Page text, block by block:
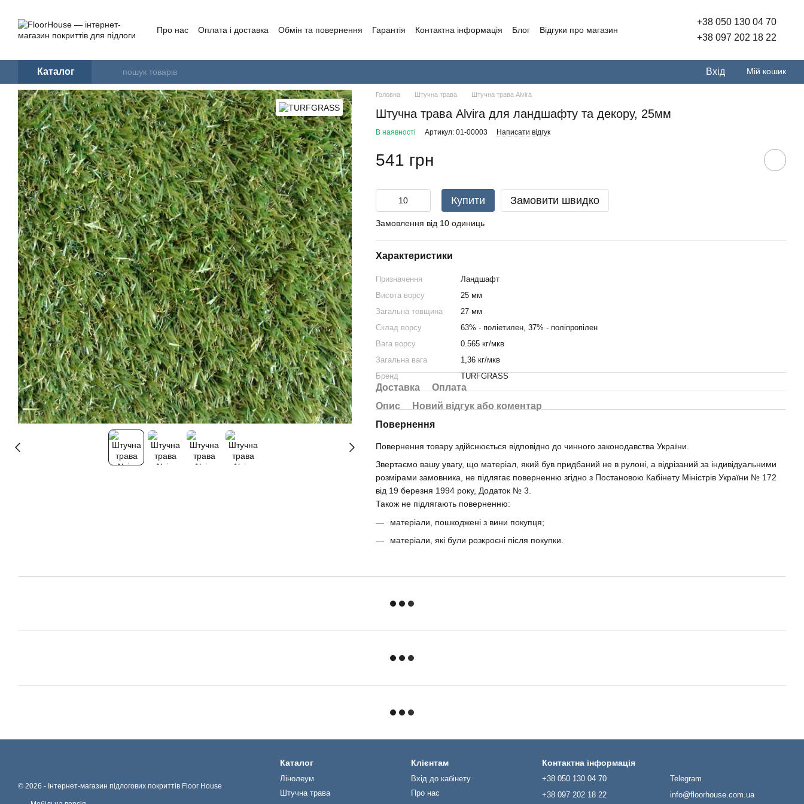
Про нас Оплата і доставка Обмін та повернення Гарантія Контактна інформація Блог
Відгуки про магазин
+38 050 130 04 70
+38 097 202 18 22
Каталог Вхід Мій кошик
Головна Штучна трава Штучна трава Alvira
Штучна трава Alvira для ландшафту та декору, 25мм
В наявності Артикул: 01-00003 Написати відгук
541 грн
Купити Замовити швидко
Замовлення від 10 одиниць
Характеристики
Призначення
Ландшафт
Висота ворсу
25 мм
Загальна товщина
27 мм
Склад ворсу
63% - поліетилен, 37% - поліпропілен
Вага ворсу
0.565 кг/мкв
Загальна вага
1,36 кг/мкв
Бренд
TURFGRASS
Доставка
Оплата
Опис
Новий відгук або коментар
Повернення
Повернення товару здійснюється відповідно до чинного законодавства України.
Звертаємо вашу увагу, що матеріал, який був придбаний не в рулоні, а відрізаний за індивідуальними
розмірами замовника, не підлягає поверненню згідно з Постановою Кабінету Міністрів України № 172
від 19 березня 1994 року, Додаток № 3.
Також не підлягають поверненню:
матеріали, пошкоджені з вини покупця;
матеріали, які були розкроєні після покупки.
© 2026 - Інтернет-магазин підлогових покриттів Floor House
Каталог
Лінолеум
Штучна трава
Клієнтам
Вхід до кабінету
Про нас
Контактна інформація
+38 050 130 04 70
+38 097 202 18 22
Telegram
info@floorhouse.com.ua